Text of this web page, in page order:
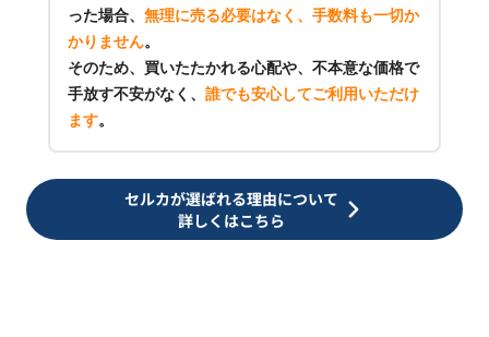
った場合、 無理に売る必要はなく、手数料も一切か
かりません。
そのため、買いたたかれる心配や、不本意な価格で
手放す不安がなく、 誰でも安心してご利用いただけ
ます。
セルカが選ばれる理由について
詳しくはこちら